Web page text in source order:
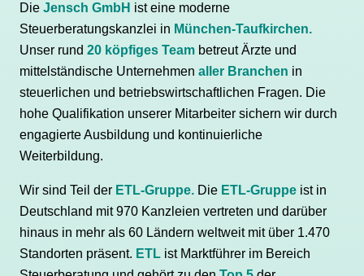
Die Jensch GmbH ist eine moderne
Steuerberatungskanzlei in München-Taufkirchen.
Unser rund 20 köpfiges Team betreut Ärzte und
mittelständische Unternehmen aller Branchen in
steuerlichen und betriebswirtschaftlichen Fragen. Die
hohe Qualifikation unserer Mitarbeiter sichern wir durch
engagierte Ausbildung und kontinuierliche
Weiterbildung.
Wir sind Teil der ETL-Gruppe. Die ETL-Gruppe ist in
Deutschland mit 970 Kanzleien vertreten und darüber
hinaus in mehr als 60 Ländern weltweit mit über 1.470
Standorten präsent. ETL ist Marktführer im Bereich